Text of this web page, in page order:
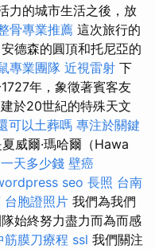
力的城市生活之後，放
骨專業推薦 這次旅行的
德森的圓頂和托尼亞的
專業團隊 近視雷射 下
年，象徵著賓客友
建於20世紀的特殊天文
可以土葬嗎 專注於關鍵
威爾·瑪哈爾（Hawa
天多少錢 壁癌
seo 長照 台南
台胞證照片 我們為我們
始終努力盡力而為而感
筋膜刀療程 ssl 我們關注